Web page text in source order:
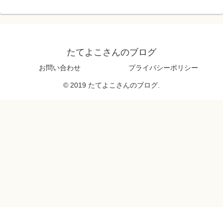
たてよこさんのブログ
お問い合わせ プライバシーポリシー
© 2019 たてよこさんのブログ.